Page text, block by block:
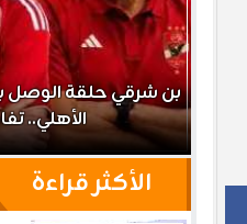
بن شرقي حلقة الوصل
الأهلي..
الأكثر قراءة